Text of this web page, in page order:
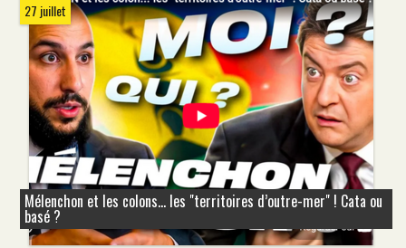
27 juillet
Mélenchon et les colons... les "territoires d’outre-mer" ! Cata ou
basé ?